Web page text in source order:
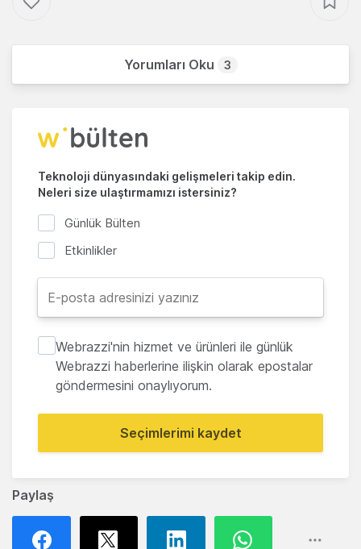
Paylaş
Yorumları Oku 3
Teknoloji dünyasındaki gelişmeleri takip edin.
Neleri size ulaştırmamızı istersiniz?
Günlük Bülten
Etkinlikler
Webrazzi'nin hizmet ve ürünleri ile günlük
Webrazzi haberlerine ilişkin olarak epostalar
göndermesini onaylıyorum.
Seçimlerimi kaydet